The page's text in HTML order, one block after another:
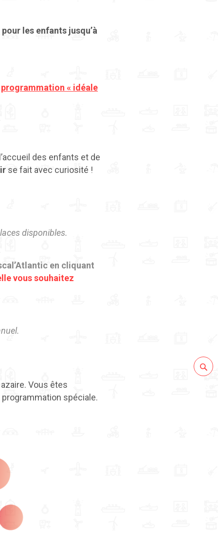
les enfants jusqu’à
programmation « idéale
des enfants et de
se fait avec curiosité !
disponibles.
en cliquant
vous souhaitez
Vous êtes
spéciale.